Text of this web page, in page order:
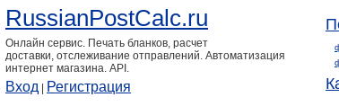
RussianPostCalc.ru
Онлайн сервис. Печать бланков, расчет
доставки, отслеживание отправлений. Автоматизация
интернет магазина. API.
Вход Регистрация